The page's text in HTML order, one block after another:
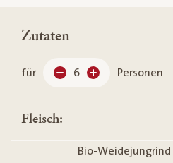
Zutaten
für 6 Personen
Fleisch:
Bio-